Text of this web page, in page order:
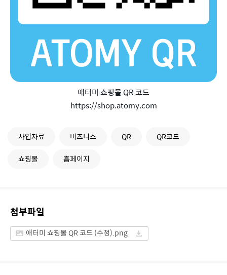
애터미 쇼핑몰 QR 코드
https://shop.atomy.com
사업자료 비즈니스 QR
QR코드
쇼핑몰
홈페이지
첨부파일
애터미 쇼핑몰 QR 코드 (수정).png